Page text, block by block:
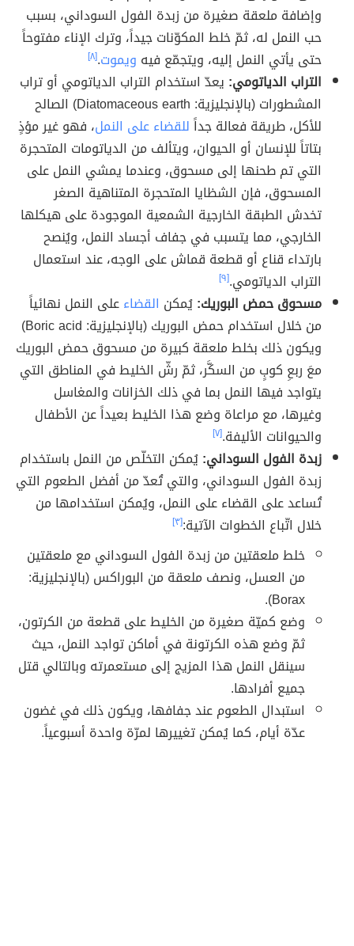
وإضافة ملعقة صغيرة من زبدة الفول السوداني، بسبب
حب النمل له، ثمّ خلط المكوّنات جيداً، وترك الإناء مفتوحاً
حتى يأتي النمل إليه، ويتجمّع فيه ويموت.[٨]
التراب الدياتومي: يعدّ استخدام التراب الدياتومي أو تراب
المشطورات (بالإنجليزية: Diatomaceous earth) الصالح
للأكل، طريقة فعالة جداًللقضاء على النمل، فهو غير مؤذٍ
بتاتاً للإنسان أو الحيوان، ويتألف من الدياتومات المتحجرة
التي تم طحنها إلى مسحوق، وعندما يمشي النمل على
المسحوق، فإن الشظايا المتحجرة المتناهية الصغر
تخدش الطبقة الخارجية الشمعية الموجودة على هيكلها
الخارجي، مما يتسبب في جفاف أجساد النمل، ويُنصح
بارتداء قناع أو قطعة قماش على الوجه، عند استعمال
التراب الدياتومي.[٩]
مسحوق حمض البوريك:يُمكن القضاءعلى النمل نهائياً
من خلال استخدام حمض البوريك (بالإنجليزية: Boric acid)
ويكون ذلك بخلط ملعقة كبيرة من مسحوق حمض البوريك
معَ ربعِ كوبٍ من السكَّر، ثمّ رشّ الخليط في المناطق التي
يتواجد فيها النمل بما في ذلك الخزانات والمغاسل
وغيرها، مع مراعاة وضع هذا الخليط بعيداً عن الأطفال
والحيوانات الأليفة.[٧]
زبدة الفول السوداني:يُمكن التخلّص من النمل باستخدام
زبدة الفول السوداني، والتي تُعدّ من أفضل الطعوم التي
تُساعد على القضاء على النمل، ويُمكن استخدامها من
خلال اتّباع الخطوات الآتية:[٣]
خلط ملعقتين من زبدة الفول السوداني مع ملعقتين
من العسل، ونصف ملعقة من البوراكس (بالإنجليزية:
Borax).
وضع كميّة صغيرة من الخليط على قطعة من الكرتون،
ثمّ وضع هذه الكرتونة في أماكن تواجد النمل، حيث
سينقل النمل هذا المزيج إلى مستعمرته وبالتالي قتل
جميع أفرادها.
استبدال الطعوم عند جفافها، ويكون ذلك في غضون
عدّة أيام، كما يُمكن تغييرها لمرّة واحدة أسبوعياً.